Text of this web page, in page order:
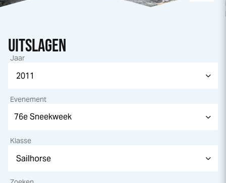
UITSLAGEN
Jaar
Evenement
Klasse